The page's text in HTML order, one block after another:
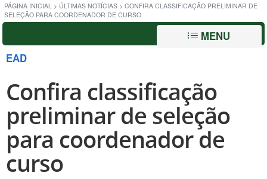
PÁGINA INICIAL > ÚLTIMAS NOTÍCIAS > CONFIRA CLASSIFICAÇÃO PRELIMINAR DE
SELEÇÃO PARA COORDENADOR DE CURSO
MENU
EAD
Confira classificação
preliminar de seleção
para coordenador de
curso